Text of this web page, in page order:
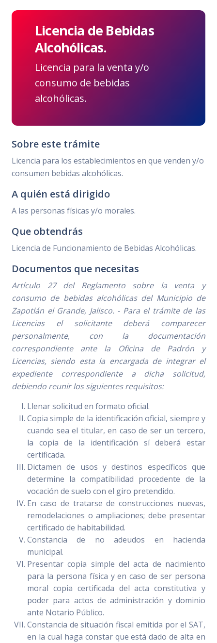
Licencia de Bebidas
Alcohólicas.
Licencia para la venta y/o
consumo de bebidas
alcohólicas.
Sobre este trámite
Licencia para los establecimientos en que venden y/o
consumen bebidas alcohólicas.
A quién está dirigido
A las personas físicas y/o morales.
Que obtendrás
Licencia de Funcionamiento de Bebidas Alcohólicas.
Documentos que necesitas
Artículo 27 del Reglamento sobre la venta y
consumo de bebidas alcohólicas del Municipio de
Zapotlán el Grande, Jalisco. - Para el trámite de las
Licencias el solicitante deberá comparecer
personalmente, con la documentación
correspondiente ante la Oficina de Padrón y
Licencias, siendo esta la encargada de integrar el
expediente correspondiente a dicha solicitud,
debiendo reunir los siguientes requisitos:
Llenar solicitud en formato oficial.
Copia simple de la identificación oficial, siempre y
cuando sea el titular, en caso de ser un tercero,
la copia de la identificación sí deberá estar
certificada.
Dictamen de usos y destinos específicos que
determine la compatibilidad procedente de la
vocación de suelo con el giro pretendido.
En caso de tratarse de construcciones nuevas,
remodelaciones o ampliaciones; debe presentar
certificado de habitabilidad.
Constancia de no adeudos en hacienda
municipal.
Presentar copia simple del acta de nacimiento
para la persona física y en caso de ser persona
moral copia certificada del acta constitutiva y
poder para actos de administración y dominio
ante Notario Público.
Constancia de situación fiscal emitida por el SAT,
en la cual haga constar que está dado de alta en